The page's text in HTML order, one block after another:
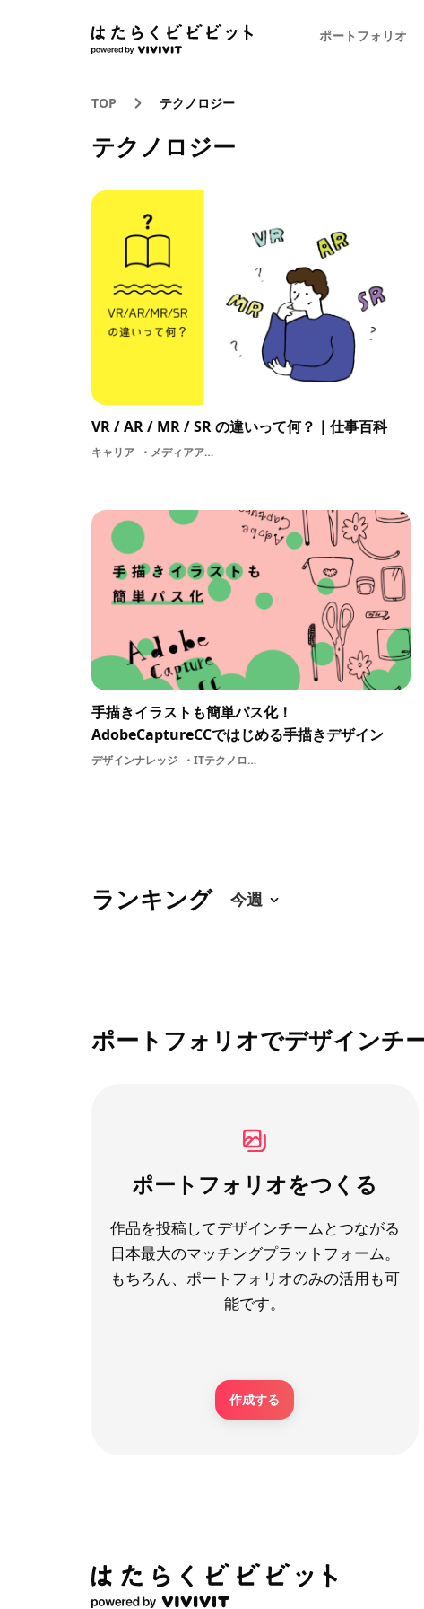
ポートフォリオ
TOP テクノロジー
テクノロジー
VR / AR / MR / SR の違いって何？｜仕事百科
キャリア メディアアーティストVR / AR / MR / SRMRSRXRテクノロジーメディアメディアアートAR
手描きイラストも簡単パス化！
AdobeCaptureCCではじめる手描きデザイン
デザインナレッジ ITテクノロジーツールデザインAdobeCaptureadobeapp
ランキング
ポートフォリオでデザインチ
ポートフォリオをつくる
作品を投稿してデザインチームとつながる
日本最大のマッチングプラットフォーム。
もちろん、ポートフォリオのみの活用も可
能です。
作成する